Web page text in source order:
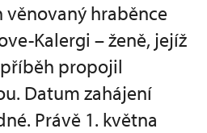
hraběnce
Kalergi – ženě, jejíž
propojil
Datum zahájení
Právě 1. května